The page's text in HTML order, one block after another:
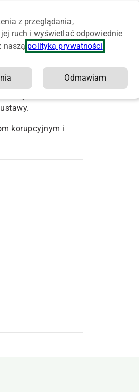
resort rolnictwa
odsetek
korupcyjnym i
z przeglądania,
ruch i wyświetlać odpowiednie
naszą polityką prywatności
Odmawiam